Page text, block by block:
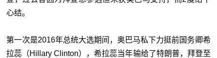
心结。
第一次是2016年总统大选期间，奥巴马私下力挺前国务卿希
拉蕊（Hillary Clinton），希拉蕊当年输给了特朗普，拜登至